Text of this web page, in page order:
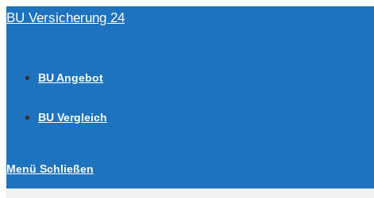
Zum
BU Versicherung 24
BU Angebot
BU Vergleich
Menü Schließen